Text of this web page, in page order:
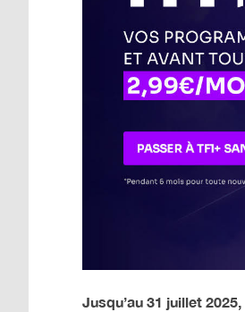
Jusqu’au 31 juillet